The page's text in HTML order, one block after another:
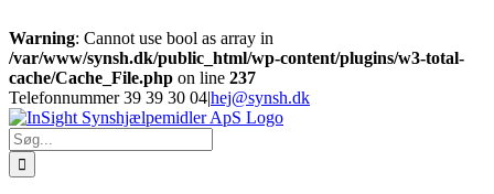
Warning: Cannot use bool as array in
/var/www/synsh.dk/public_html/wp-content/plugins/w3-total-
cache/Cache_File.php on line 237
Skip
to
content
Telefonnummer 39 39 30 04|hej@synsh.dk
Søg
efter: